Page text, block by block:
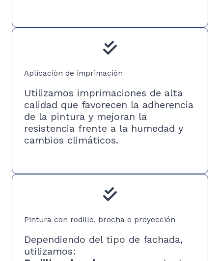
Aplicación de imprimación
Utilizamos imprimaciones de alta
calidad que favorecen la adherencia
de la pintura y mejoran la
resistencia frente a la humedad y
cambios climáticos.
Pintura con rodillo, brocha o proyección
Dependiendo del tipo de fachada,
utilizamos: